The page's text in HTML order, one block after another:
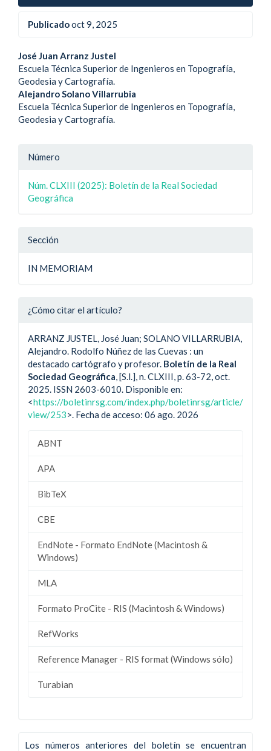
Publicadooct 9, 2025
Contenido
principal
del
artículo
José Juan Arranz Justel
Escuela Técnica Superior de Ingenieros en Topografía,
Geodesia y Cartografía.
Alejandro Solano Villarrubia
Escuela Técnica Superior de Ingenieros en Topografía,
Geodesia y Cartografía.
Detalle
artículo
Número
Núm. CLXIII (2025): Boletín de la Real Sociedad
Geográfica
Sección
IN MEMORIAM
¿Cómo citar el artículo?
ARRANZ JUSTEL, José Juan; SOLANO VILLARRUBIA,
Alejandro. Rodolfo Núñez de las Cuevas : un
destacado cartógrafo y profesor. Boletín de la Real
Sociedad Geográfica , [S.l.], n. CLXIII, p. 63-72, oct.
2025. ISSN 2603-6010. Disponible en:
<https://boletinrsg.com/index.php/boletinrsg/article/
view/253>. Fecha de acceso: 06 ago. 2026
ABNT
APA
BibTeX
CBE
EndNote - Formato EndNote (Macintosh &
Windows)
MLA
Formato ProCite - RIS (Macintosh & Windows)
RefWorks
Reference Manager - RIS format (Windows sólo)
Turabian
Los números anteriores del boletín se encuentran